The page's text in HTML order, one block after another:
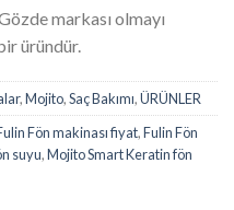
markası olmayı
üründür.
,Mojito,Saç Bakımı,ÜRÜNLER
Fön makinası fiyat,Fulin Fön
suyu,Mojito Smart Keratin fön